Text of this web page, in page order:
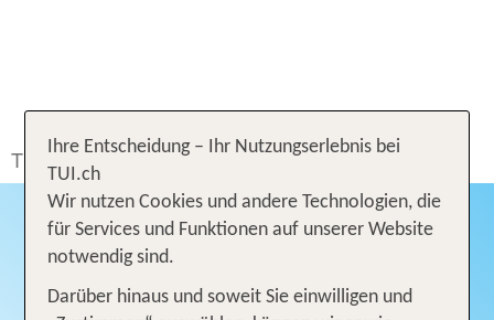
TUI.ch Ferien buchen Ferien Gruppenreisen
Ihre Entscheidung – Ihr Nutzungserlebnis bei
TUI.ch
Wir nutzen Cookies und andere Technologien, die
für Services und Funktionen auf unserer Website
notwendig sind.
Darüber hinaus und soweit Sie einwilligen und